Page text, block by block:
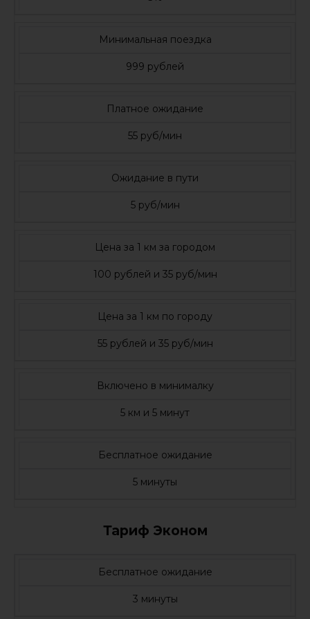
Минимальная поездка
999 рублей
Платное ожидание
55 руб/мин
Ожидание в пути
5 руб/мин
Цена за 1 км за городом
100 рублей и 35 руб/мин
Цена за 1 км по городу
55 рублей и 35 руб/мин
Включено в минималку
5 км и 5 минут
Бесплатное ожидание
5 минуты
Тариф Эконом
Бесплатное ожидание
3 минуты